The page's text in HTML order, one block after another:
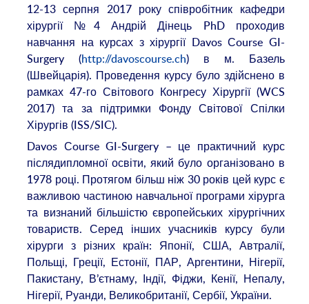
12-13 серпня 2017 року співробітник кафедри
хірургії №4 Андрій Дінець PhD проходив
навчання на курсах з хірургії Davos Сourse GI-
Surgery (http://davoscourse.ch) в м. Базель
(Швейцарія). Проведення курсу було здійснено в
рамках 47-го Світового Конгресу Хірургії (WCS
2017) та за підтримки Фонду Світової Спілки
Хірургів (ISS/SIC).
Davos Сourse GI-Surgery – це практичний курс
післядипломної освіти, який було організовано в
1978 році. Протягом більш ніж 30 років цей курс є
важливою частиною навчальної програми хірурга
та визнаний більшістю європейських хірургічних
товариств. Серед інших учасників курсу були
хірурги з різних країн: Японії, США, Автралії,
Польщі, Греції, Естонії, ПАР, Аргентини, Нігерії,
Пакистану, В’єтнаму, Індії, Фіджи, Кенії, Непалу,
Нігерії, Руанди, Великобританії, Сербії, України.